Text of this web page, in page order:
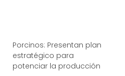
Porcinos: Presentan plan
estratégico para
potenciar la producción